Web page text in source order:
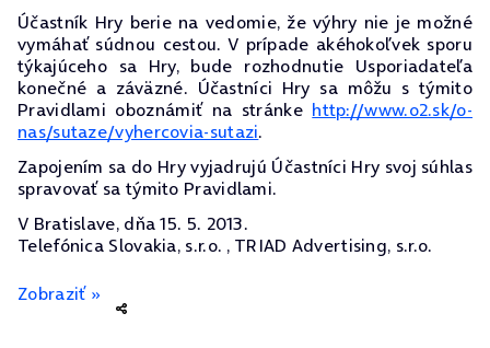
Účastník Hry berie na vedomie, že výhry nie je možné
vymáhať súdnou cestou. V prípade akéhokoľvek sporu
týkajúceho sa Hry, bude rozhodnutie Usporiadateľa
konečné a záväzné. Účastníci Hry sa môžu s týmito
Pravidlami oboznámiť na stránke http://www.o2.sk/o-
nas/sutaze/vyhercovia-sutazi.
Zapojením sa do Hry vyjadrujú Účastníci Hry svoj súhlas
spravovať sa týmito Pravidlami.
V Bratislave, dňa 15. 5. 2013.
Telefónica Slovakia, s.r.o. , TRIAD Advertising, s.r.o.
Zobraziť »